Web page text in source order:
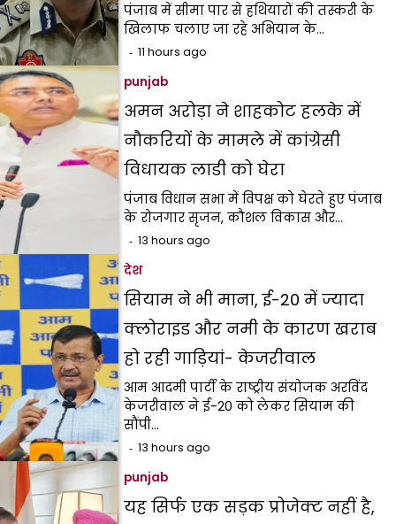
पंजाब में सीमा पार से हथियारों की तस्करी के
खिलाफ चलाए जा रहे अभियान के…
11 hours ago
punjab
अमन अरोड़ा ने शाहकोट हलके में
नौकरियों के मामले में कांग्रेसी
विधायक लाडी को घेरा
पंजाब विधान सभा में विपक्ष को घेरते हुए पंजाब
के रोजगार सृजन, कौशल विकास और…
13 hours ago
देश
सियाम ने भी माना, ई-20 में ज्यादा
क्लोराइड और नमी के कारण खराब
हो रही गाड़ियां- केजरीवाल
आम आदमी पार्टी के राष्ट्रीय संयोजक अरविंद
केजरीवाल ने ई-20 को लेकर सियाम की
सौंपी…
13 hours ago
punjab
यह सिर्फ एक सड़क प्रोजेक्ट नहीं है,